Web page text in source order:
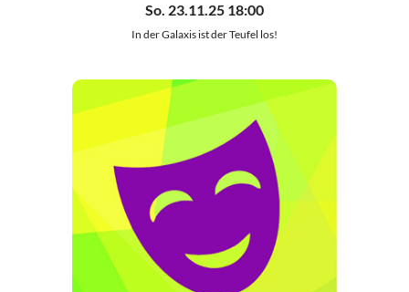
So. 23.11.25 18:00
In der Galaxis ist der Teufel los!